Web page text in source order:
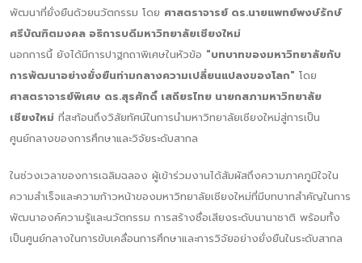
พัฒนาที่ยั่งยืนด้วยนวัตกรรม โดย ศาสตราจารย์ ดร.นายแพทย์พงษ์รักษ์
ศรีบัณฑิตมงคล อธิการบดีมหาวิทยาลัยเชียงใหม่
นอกการนี้ ยังได้มีการปาฐกถาพิเศษในหัวข้อ "บทบาทของมหาวิทยาลัยกับ
การพัฒนาอย่างยั่งยืนท่ามกลางความเปลี่ยนแปลงของโลก" โดย
ศาสตราจารย์พิเศษ ดร.สุรศักดิ์ เสถียรไทย นายกสภามหาวิทยาลัย
เชียงใหม่ ที่สะท้อนถึงวิสัยทัศน์ในการนำมหาวิทยาลัยเชียงใหม่สู่การเป็น
ศูนย์กลางของการศึกษาและวิจัยระดับสากล
ในช่วงเวลาของการเฉลิมฉลอง ผู้เข้าร่วมงานได้สัมผัสถึงความภาคภูมิใจใน
ความสำเร็จและความก้าวหน้าของมหาวิทยาลัยเชียงใหม่ที่มีบทบาทสำคัญในการ
พัฒนาองค์ความรู้และนวัตกรรม การสร้างชื่อเสียงระดับนานาชาติ พร้อมทั้ง
เป็นศูนย์กลางในการขับเคลื่อนการศึกษาและการวิจัยอย่างยั่งยืนในระดับสากล